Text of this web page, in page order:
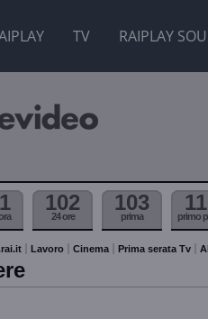
TV RAIPLAY
102
24 ore
103
prima primo
Lavoro Cinema Prima serata Tv